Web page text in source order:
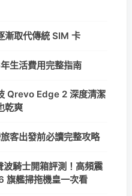
漸取代傳統 SIM 卡
生活費用完整指南
Qrevo Edge 2 深度清潔
乾爽
客出發前必讀完整攻略
騎士開箱評測！高頻震
旗艦掃拖機皇一次看